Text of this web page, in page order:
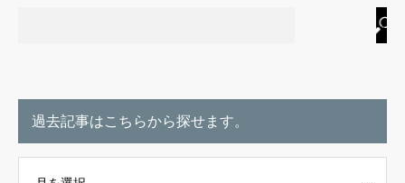
過去記事はこちらから探せます。